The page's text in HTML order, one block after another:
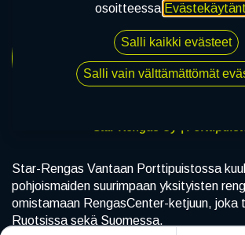
Star-Rengas Vantaan Porttipuistossa
pohjoismaiden suurimpaan yksityisten
omistamaan RengasCenter-ketjuun, joka
Ruotsissa sekä Suomessa.
osoitteessa
Salli kaikki evästeet
Salli vain välttämättömät